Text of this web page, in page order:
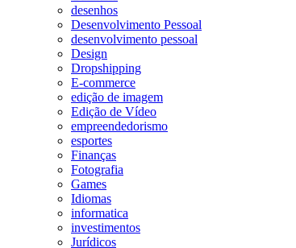
desenhos
Desenvolvimento Pessoal
desenvolvimento pessoal
Design
Dropshipping
E-commerce
edição de imagem
Edição de Vídeo
empreendedorismo
esportes
Finanças
Fotografia
Games
Idiomas
informatica
investimentos
Jurídicos